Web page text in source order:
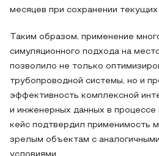
месяцев при сохранении
Таким образом, применение
симуляционного подхода на
позволило не только
трубопроводной системы, но и
эффективность комплексной
и инженерных данных в процессе
кейс подтвердил применимость
зрелым объектам с